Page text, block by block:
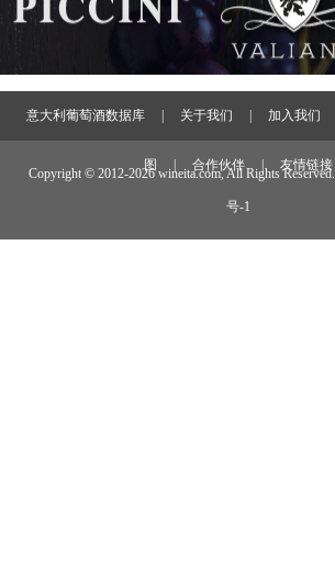
意大利葡萄酒数据库 关于我们 加入我们
图 合作伙伴 友情链接
Copyright © 2012-2026 wineita.com, All Rights Reserved.
号-1